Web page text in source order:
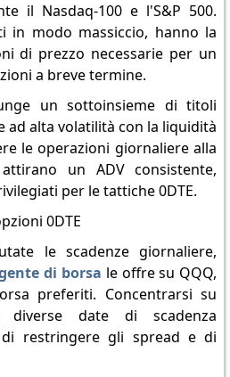
il Nasdaq-100 e l'S&P 500.
in modo massiccio, hanno la
di prezzo necessarie per un
a breve termine.
un sottoinsieme di titoli
ad alta volatilità con la liquidità
le operazioni giornaliere alla
un ADV consistente,
per le tattiche 0DTE.
le scadenze giornaliere,
di borsa le offre su QQQ,
preferiti. Concentrarsi su
date di scadenza
restringere gli spread e di